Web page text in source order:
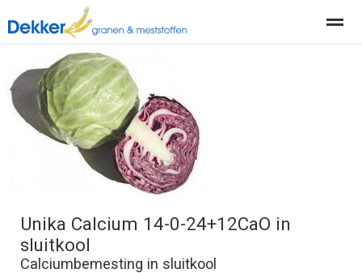
Producten Diensten
Home Nieuws Locatie
Unika Calcium 14-0-24+12CaO in
sluitkool
Calciumbemesting in sluitkool